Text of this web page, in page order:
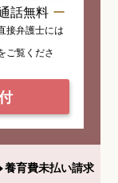
話無料
接弁護士には
ご覧くださ
養育費未払い請求